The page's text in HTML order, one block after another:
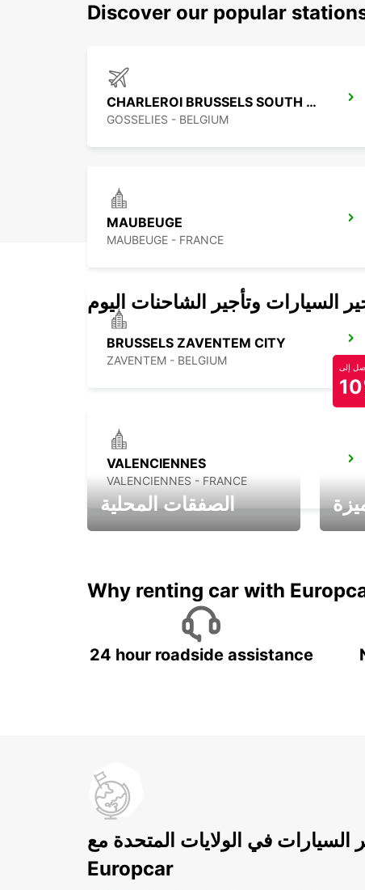
Discover our popular
CHARLEROI BRUSSELS SOUTH AIRPORT
GOSSELIES - BELGIUM
MAUBEUGE
MAUBEUGE - FRANCE
BRUSSELS ZAVENTEM CITY
ZAVENTEM - BELGIUM
VALENCIENNES
VALENCIENNES - FRANCE
السيارات وتأجير الشاحنات اليوم
الصفقات المحلية
إلى
Why renting car with
24 hour roadside assistance
السيارات في الولايات المتحدة مع
Europcar